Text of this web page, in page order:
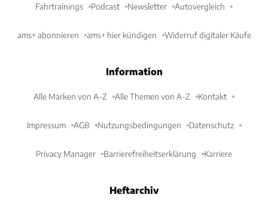
Fahrtrainings Podcast Newsletter Autovergleich
ams+ abonnieren ams+ hier kündigen Widerruf digitaler Käufe
Information
Alle Marken von A-Z Alle Themen von A-Z Kontakt
Impressum AGB Nutzungsbedingungen Datenschutz
Privacy Manager Barrierefreiheitserklärung Karriere
Heftarchiv